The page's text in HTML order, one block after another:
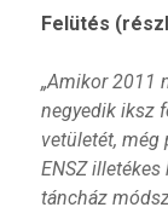
Felütés
„Amikor 2011
negyedik iksz
vetületét, még
ENSZ
táncház